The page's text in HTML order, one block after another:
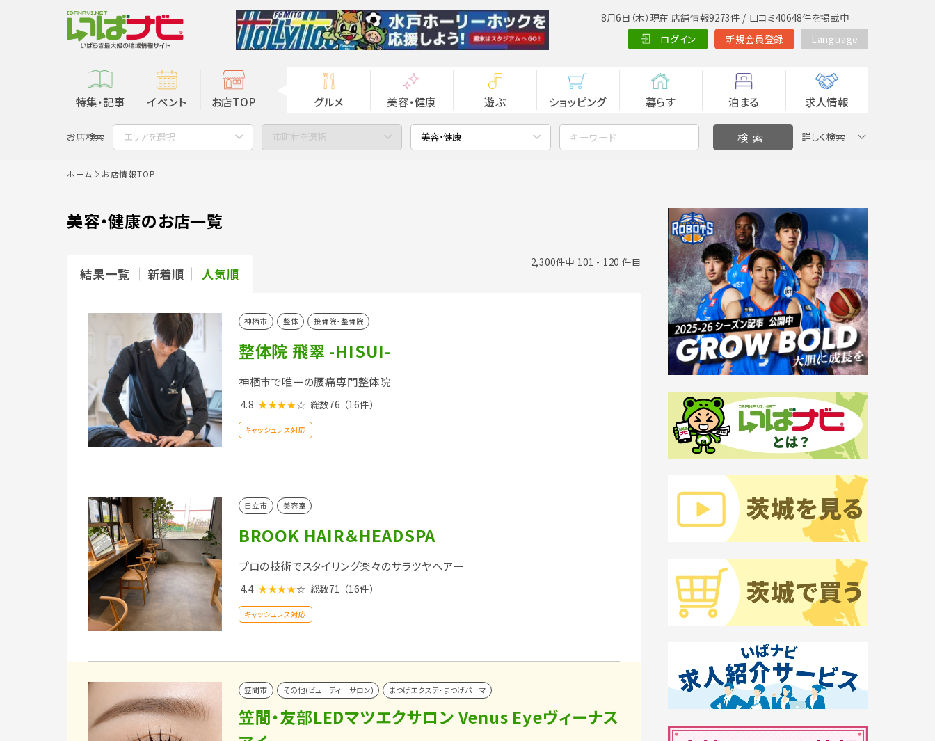
8月6日（木）現在 店舗情報9273件 / 口コミ40648件を掲載中
ログイン
新規会員登録 Language
特集・記事 イベント お店TOP グルメ 美容・健康 遊ぶ ショッピング 暮らす 泊まる 求人情報
お店検索 エリアを選択 市町村を選択 美容・健康 詳しく検索
ホーム お店情報TOP
美容・健康のお店一覧
結果一覧 新着順 人気順
2,300件中 101 - 120 件目
神栖市 整体 接骨院・整骨院
整体院 飛翠 -HISUI-
神栖市で唯一の腰痛専門整体院
4.8 ★★★★☆ 総数76 （16件）
キャッシュレス対応
日立市 美容室
BROOK HAIR＆HEADSPA
プロの技術でスタイリング楽々のサラツヤヘアー
4.4 ★★★★☆ 総数71 （16件）
キャッシュレス対応
笠間市 その他(ビューティーサロン) まつげエクステ・まつげパーマ
笠間・友部LEDマツエクサロン Venus Eyeヴィーナス